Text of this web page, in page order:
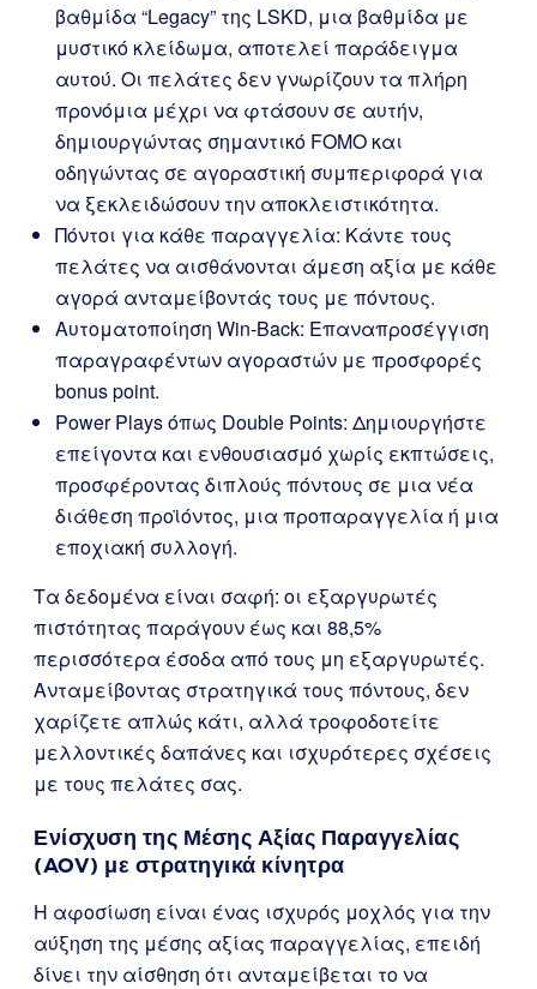
βαθμίδα “Legacy” της LSKD, μια βαθμίδα με
μυστικό κλείδωμα, αποτελεί παράδειγμα
αυτού. Οι πελάτες δεν γνωρίζουν τα πλήρη
προνόμια μέχρι να φτάσουν σε αυτήν,
δημιουργώντας σημαντικό FOMO και
οδηγώντας σε αγοραστική συμπεριφορά για
να ξεκλειδώσουν την αποκλειστικότητα.
Πόντοι για κάθε παραγγελία: Κάντε τους
πελάτες να αισθάνονται άμεση αξία με κάθε
αγορά ανταμείβοντάς τους με πόντους.
Αυτοματοποίηση Win-Back: Επαναπροσέγγιση
παραγραφέντων αγοραστών με προσφορές
bonus point.
Power Plays όπως Double Points: Δημιουργήστε
επείγοντα και ενθουσιασμό χωρίς εκπτώσεις,
προσφέροντας διπλούς πόντους σε μια νέα
διάθεση προϊόντος, μια προπαραγγελία ή μια
εποχιακή συλλογή.
Τα δεδομένα είναι σαφή: οι εξαργυρωτές
πιστότητας παράγουν έως και 88,5%
περισσότερα έσοδα από τους μη εξαργυρωτές.
Ανταμείβοντας στρατηγικά τους πόντους, δεν
χαρίζετε απλώς κάτι, αλλά τροφοδοτείτε
μελλοντικές δαπάνες και ισχυρότερες σχέσεις
με τους πελάτες σας.
Ενίσχυση της Μέσης Αξίας Παραγγελίας
(AOV) με στρατηγικά κίνητρα
Η αφοσίωση είναι ένας ισχυρός μοχλός για την
αύξηση της μέσης αξίας παραγγελίας, επειδή
δίνει την αίσθηση ότι ανταμείβεται το να